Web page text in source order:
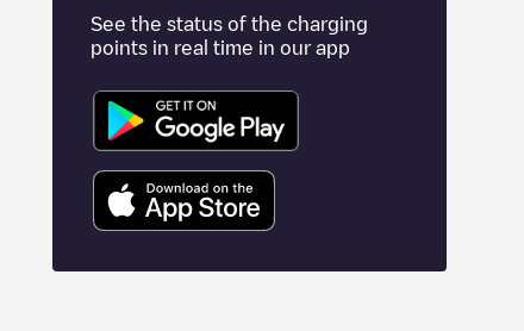
See the status of the charging
points in real time in our app